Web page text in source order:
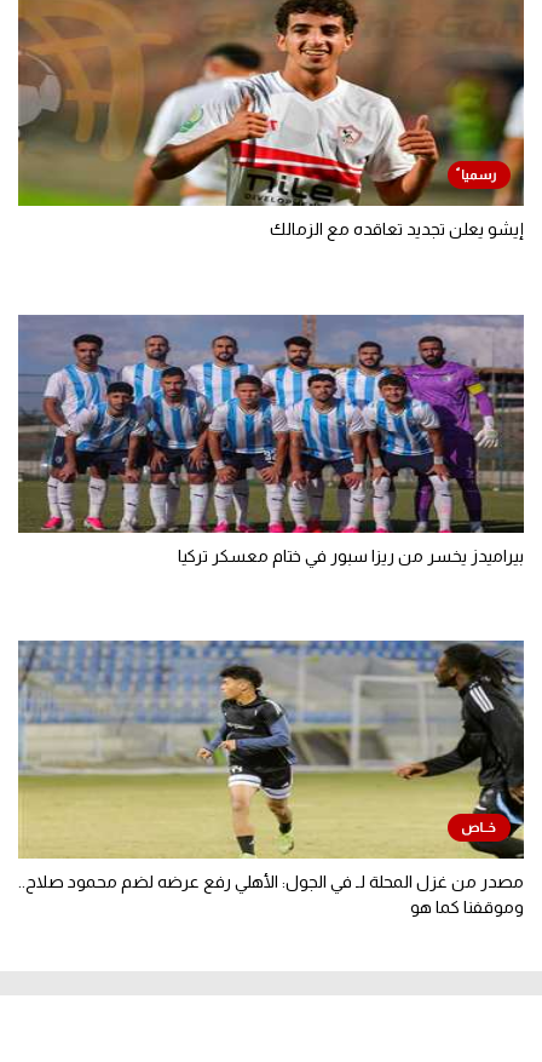
إيشو يعلن تجديد تعاقده مع الزمالك
بيراميدز يخسر من ريزا سبور في ختام معسكر تركيا
مصدر من غزل المحلة لـ في الجول: الأهلي رفع عرضه لضم محمود صلاح..
وموقفنا كما هو